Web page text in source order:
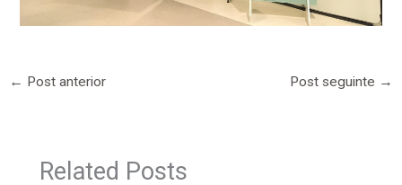
← Post anterior Post seguinte →
Related Posts